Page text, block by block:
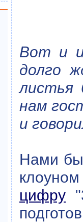
Вот и
долго
листья
нам
и
Нами
цифру